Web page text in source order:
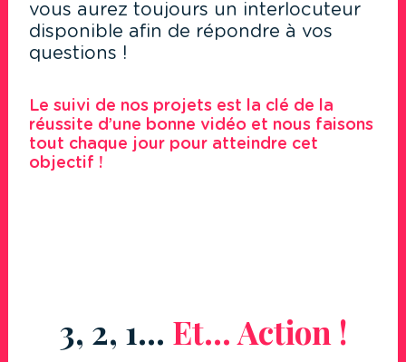
vous aurez toujours un interlocuteur
disponible afin de répondre à vos
questions !
Le suivi de nos projets est la clé de la
réussite d’une bonne vidéo et nous faisons
tout chaque jour pour atteindre cet
objectif !
3, 2, 1… Et… Action !